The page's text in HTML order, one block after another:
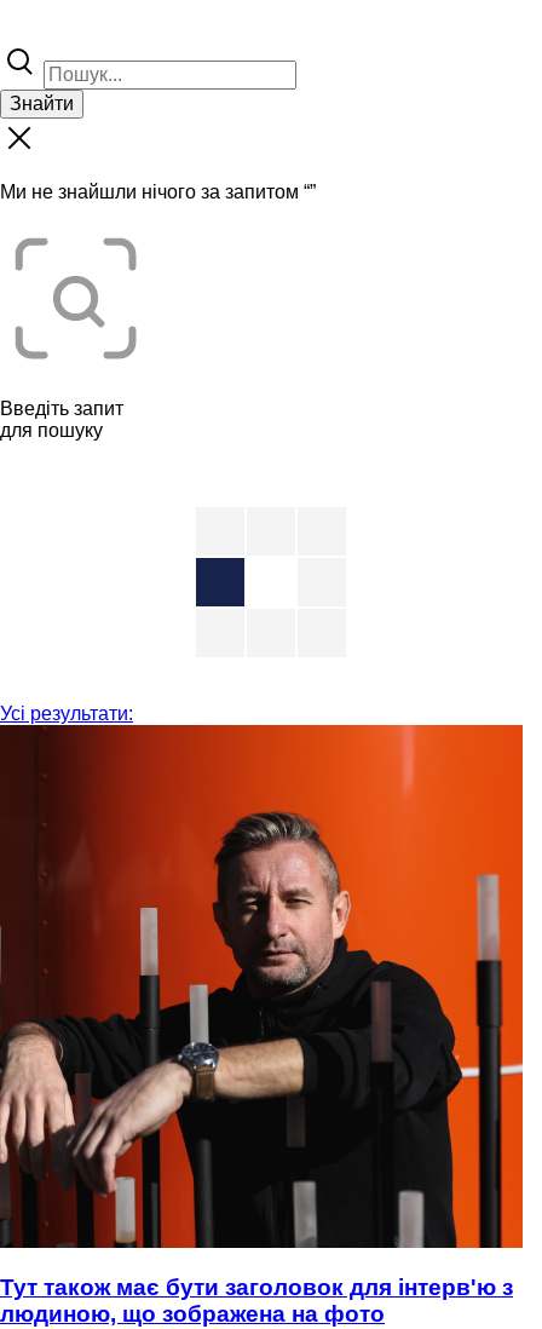
Знайти
Ми не знайшли нічого за запитом “”
Введіть запит
для пошуку
Усі результати:
Тут також має бути заголовок для інтерв'ю з
людиною, що зображена на фото